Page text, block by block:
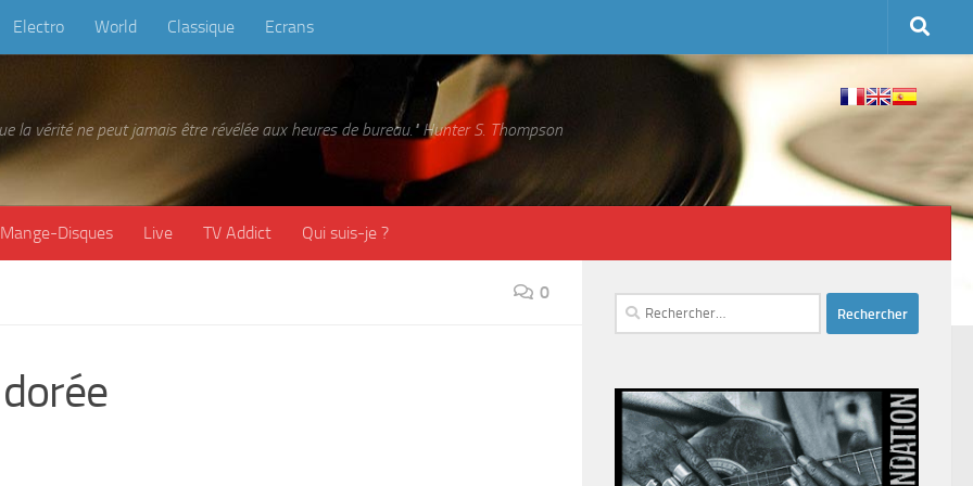
Electro World Classique Ecrans
la vérité ne peut jamais être révélée aux heures de bureau." Hunter S. Thompson
Mange-Disques Live TV Addict Qui suis-je ?
0
Rechercher :